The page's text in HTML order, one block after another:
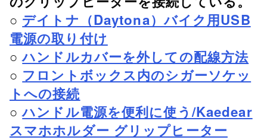
○ デイトナ（Daytona）バイク用USB
電源の取り付け
○ハンドルカバーを外しての配線方法
○ フロントボックス内のシガーソケッ
トへの接続
○ハンドル電源を便利に使う/Kaedear
スマホホルダー グリップヒーター